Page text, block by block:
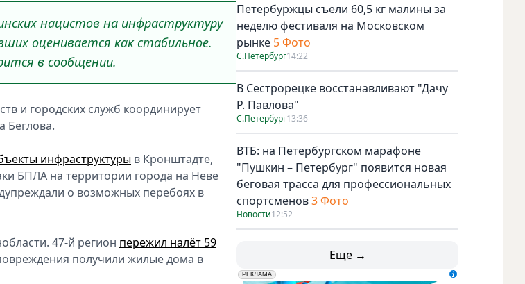
нацистов на инфраструктуру
оценивается как стабильное.
в сообщении.
и городских служб координирует
Беглова.
инфраструктуры в Кронштадте,
БПЛА на территории города на Неве
о возможных перебоях в
47-й регион пережил налёт 59
получили жилые дома в
Петербуржцы съели 60,5 кг малины за
неделю фестиваля на Московском
рынке 5 Фото
С.Петербург14:22
В Сестрорецке восстанавливают "Дачу
Р. Павлова"
С.Петербург13:36
ВТБ: на Петербургском марафоне
"Пушкин – Петербург" появится новая
беговая трасса для профессиональных
спортсменов3 Фото
Новости12:52
Еще →
erid: LdtCK5udn
РЕКЛАМА
АО "ГАТР", ИНН: 7841320717